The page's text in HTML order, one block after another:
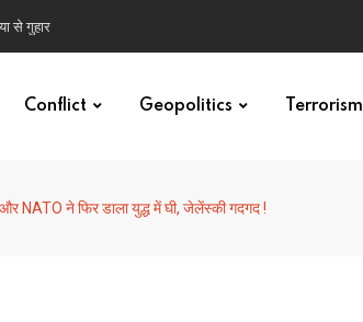
से गुहार
Conflict Geopolitics Terrorism
NATO ने फिर डाला युद्ध में घी, जेलेंस्की गदगद !